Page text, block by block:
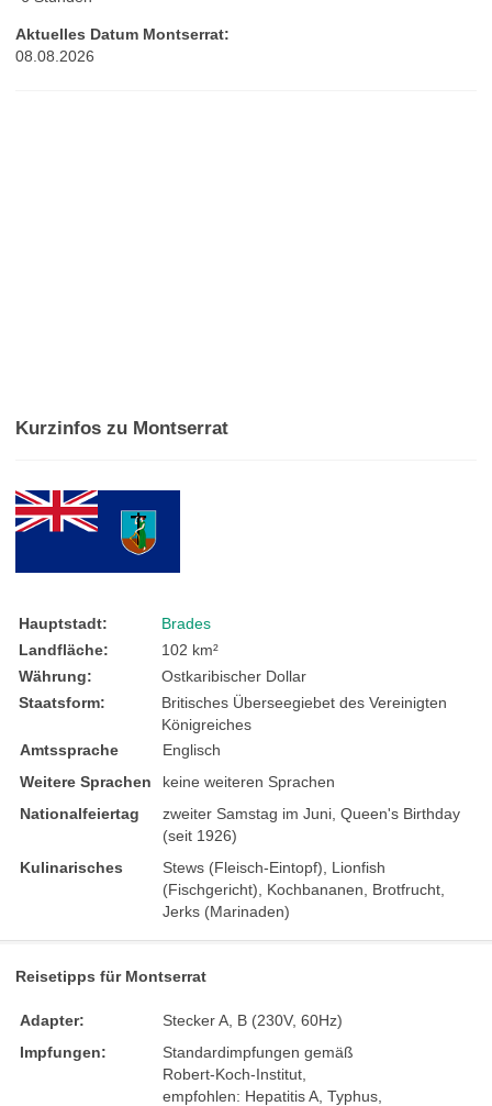
Aktuelles Datum Montserrat:
08.08.2026
Kurzinfos zu Montserrat
Hauptstadt:
Brades
Landfläche:
102 km²
Währung:
Ostkaribischer Dollar
Staatsform:
Britisches Überseegiebet des Vereinigten
Königreiches
Amtssprache
Englisch
Weitere Sprachen
keine weiteren Sprachen
Nationalfeiertag
zweiter Samstag im Juni, Queen's Birthday
(seit 1926)
Kulinarisches
Stews (Fleisch-Eintopf), Lionfish
(Fischgericht), Kochbananen, Brotfrucht,
Jerks (Marinaden)
Reisetipps für Montserrat
Adapter:
Stecker A, B (230V, 60Hz)
Impfungen:
Standardimpfungen gemäß
Robert-Koch-Institut,
empfohlen: Hepatitis A, Typhus,